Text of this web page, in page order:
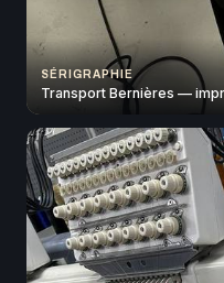
SÉRIGRAPHIE
Transport Bernières —